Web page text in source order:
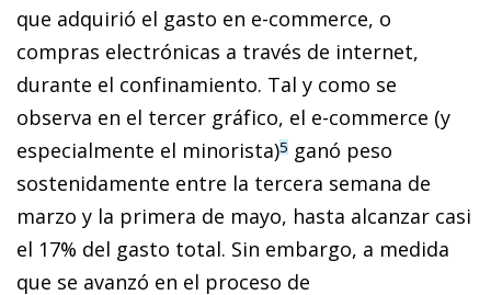
que ad­­quirió el gasto en e-commerce, o
compras electrónicas a tra­­vés de internet,
durante el confinamiento. Tal y como se
observa en el tercer gráfico, el e-commerce (y
especialmen­­te el minorista)5 ganó peso
sostenidamente entre la tercera semana de
marzo y la primera de mayo, hasta alcanzar casi
el 17% del gasto total. Sin em­­bargo, a medida
que se avanzó en el proceso de